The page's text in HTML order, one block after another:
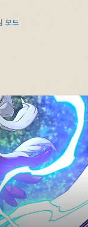
모드